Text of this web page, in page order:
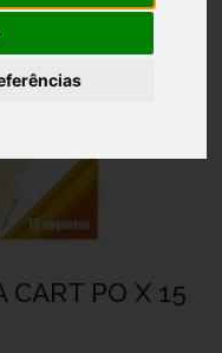
PO X 15